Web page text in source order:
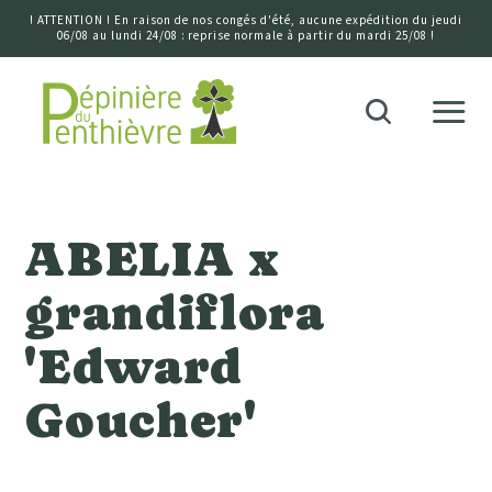
! ATTENTION ! En raison de nos congés d'été, aucune expédition du jeudi
06/08 au lundi 24/08 : reprise normale à partir du mardi 25/08 !
Accueil
ABELIA x
grandiflora
'Edward
Goucher'